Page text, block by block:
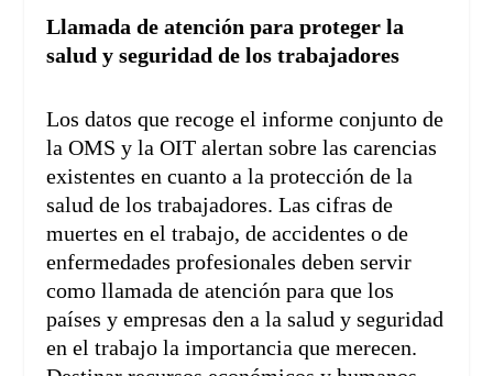
Llamada de atención para proteger la
salud y seguridad de los trabajadores
Los datos que recoge el informe conjunto de
la OMS y la OIT alertan sobre las carencias
existentes en cuanto a la protección de la
salud de los trabajadores. Las cifras de
muertes en el trabajo, de accidentes o de
enfermedades profesionales deben servir
como llamada de atención para que los
países y empresas den a la salud y seguridad
en el trabajo la importancia que merecen.